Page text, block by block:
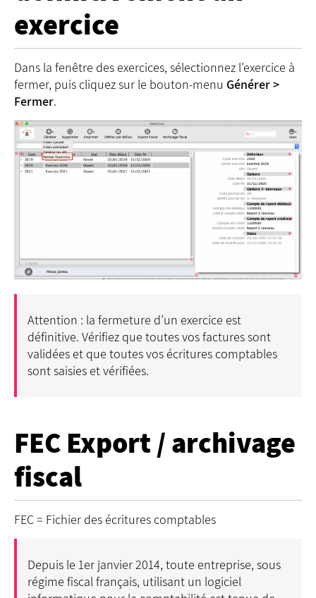
exercice
Dans la fenêtre des exercices, sélectionnez l’exercice à
fermer, puis cliquez sur le bouton-menu Générer >
Fermer.
Attention : la fermeture d’un exercice est
définitive. Vérifiez que toutes vos factures sont
validées et que toutes vos écritures comptables
sont saisies et vérifiées.
FEC Export / archivage
fiscal
FEC = Fichier des écritures comptables
Depuis le 1er janvier 2014, toute entreprise, sous
régime fiscal français, utilisant un logiciel